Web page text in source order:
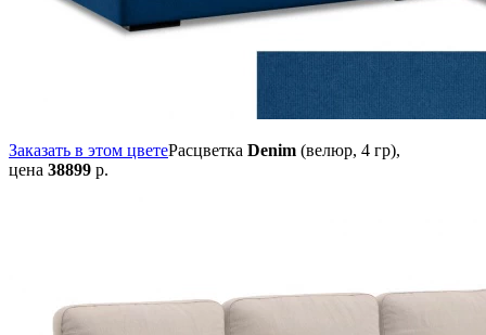
Заказать в этом цветеРасцветка Denim (велюр, 4 гр),
цена 38899 р.